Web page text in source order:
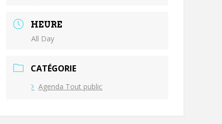
HEURE
All Day
CATÉGORIE
Agenda Tout public